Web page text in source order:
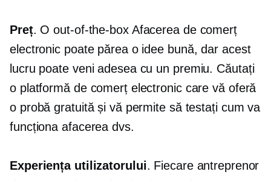
Preț. Oout-of-the-boxAfacerea de comerț
electronic poate părea o idee bună, dar acest
lucru poate veni adesea cu un premiu. Căutați
o platformă de comerț electronic care vă oferă
o probă gratuită și vă permite să testați cum va
funcționa afacerea dvs.
Experiența utilizatorului. Fiecare antreprenor